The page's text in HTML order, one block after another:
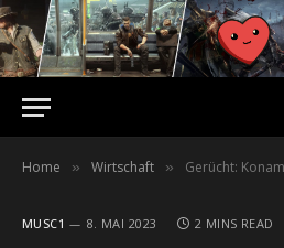
Home » Wirtschaft » Gerücht: Konami-
MUSC1 8. MAI 2023 2 MINS READ